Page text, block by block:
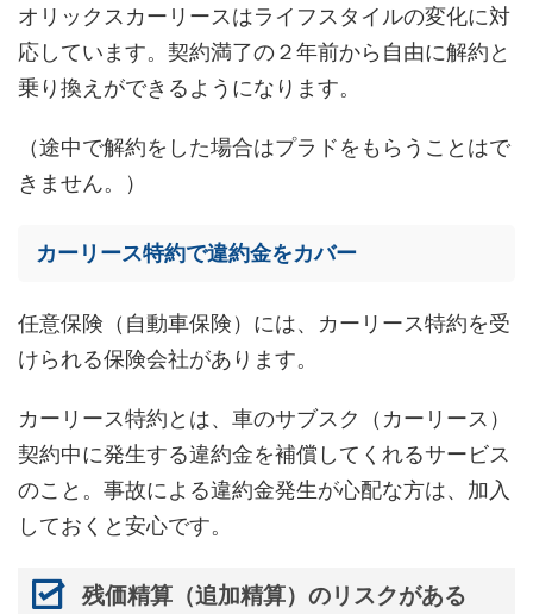
オリックスカーリースはライフスタイルの変化に対
応しています。契約満了の２年前から自由に解約と
乗り換えができるようになります。
（途中で解約をした場合はプラドをもらうことはで
きません。）
カーリース特約で違約金をカバー
任意保険（自動車保険）には、カーリース特約を受
けられる保険会社があります。
カーリース特約とは、車のサブスク（カーリース）
契約中に発生する違約金を補償してくれるサービス
のこと。事故による違約金発生が心配な方は、加入
しておくと安心です。
残価精算（追加精算）のリスクがある